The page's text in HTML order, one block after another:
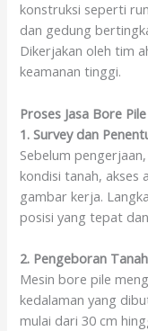
konstruksi seperti
dan gedung
Dikerjakan oleh tim
keamanan tinggi.
Proses Jasa Bore
1. Survey dan
Sebelum
kondisi tanah, akses
gambar kerja.
posisi yang tepat
2. Pengeboran
Mesin bore pile
kedalaman yang
mulai dari 30 cm